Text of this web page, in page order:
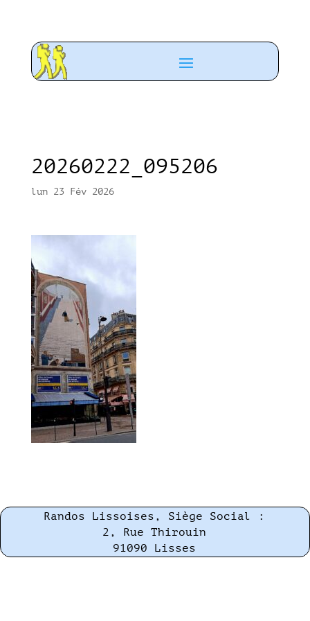
20260222_095206
lun 23 Fév 2026
Randos Lissoises, Siège Social :
2, Rue Thirouin
91090 Lisses